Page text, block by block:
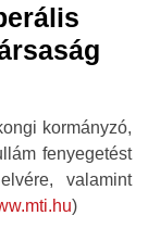
kormányzó,
fenyegetést
valamint
)